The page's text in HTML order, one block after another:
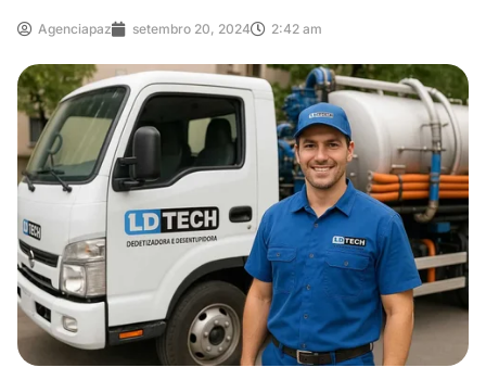
Agenciapaz setembro 20, 2024 2:42 am